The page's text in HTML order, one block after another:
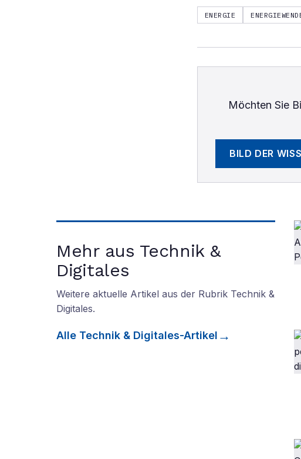
ENERGIE
Möchten Sie
BILD DER
Mehr aus Technik &
Digitales
Weitere aktuelle Artikel aus der Rubrik Technik &
Digitales.
Alle Technik & Digitales-Artikel